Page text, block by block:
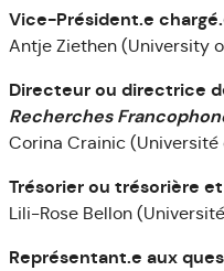
Vice-Président.e
Antje Ziethen (University
Directeur ou directrice
Recherches
Corina Crainic
Trésorier ou trésorière
Lili-Rose Bellon
Représentant.e aux